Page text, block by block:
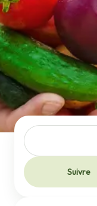
Suivre